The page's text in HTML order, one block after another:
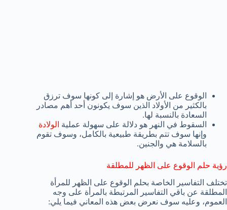
الوقوع على الأرض هو إشارة إلى كونها سوف ترزق
بالكثير من الأولاد الذين سوف يكونون أحد أهم مصادر
السعادة بالنسبة لها.
السقوط في النهر هو دلالة على سهولة عملية الولادة
وإنها سوف تتم بطريقة طبيعية بالكامل، وسوف تقوم
بالسلامة هي والجنين.
رؤية حلم الوقوع على الظهر للمطلقة
تختلف التفاسير الخاصة بحلم الوقوع على الظهر للمرأة
المطلقة عن باقي التفاسير المرتبطة بالمرأة على وجه
العموم، وعليه سوف نعرض بعض هذه المعاني فيما يلي: